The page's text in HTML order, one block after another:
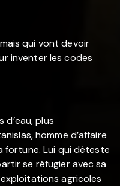
qui vont devoir
inventer les codes
d’eau, plus
homme d’affaire
fortune. Lui qui déteste
se réfugier avec sa
agricoles